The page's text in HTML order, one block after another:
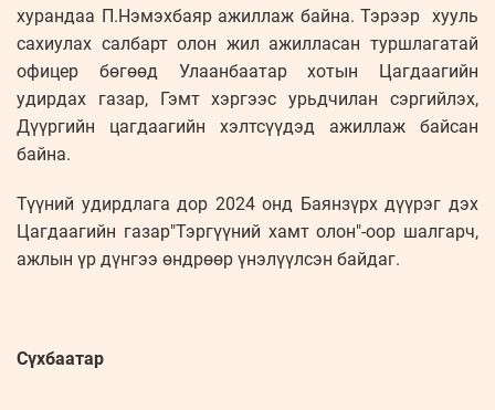
хурандаа П.Нэмэхбаяр ажиллаж байна. Тэрээр хууль
сахиулах салбарт олон жил ажилласан туршлагатай
офицер бөгөөд Улаанбаатар хотын Цагдаагийн
удирдах газар, Гэмт хэргээс урьдчилан сэргийлэх,
Дүүргийн цагдаагийн хэлтсүүдэд ажиллаж байсан
байна.
Түүний удирдлага дор 2024 онд Баянзүрх дүүрэг дэх
Цагдаагийн газар"Тэргүүний хамт олон"-оор шалгарч,
ажлын үр дүнгээ өндрөөр үнэлүүлсэн байдаг.
Сүхбаатар